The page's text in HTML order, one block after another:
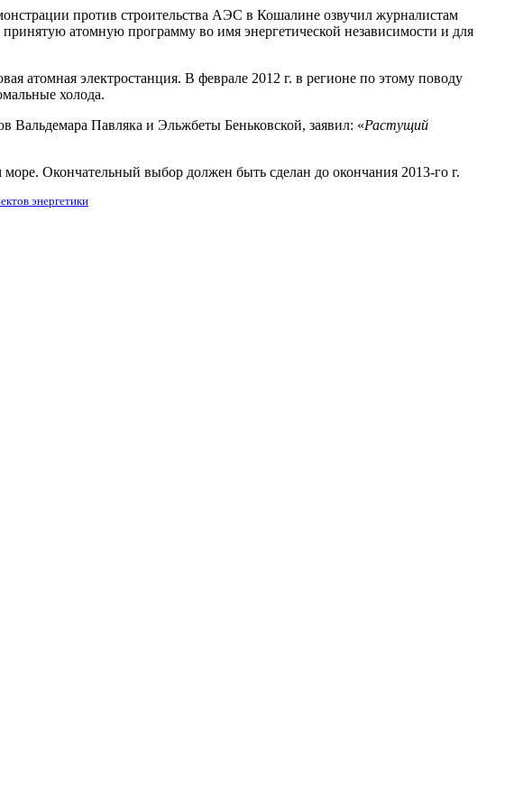
против строительства АЭС в Кошалине озвучил журналистам
атомную программу во имя энергетической независимости и для
атомная электростанция. В феврале 2012 г. в регионе по этому поводу
холода.
Павляка и Эльжбеты Беньковской, заявил: «Растущий
Окончательный выбор должен быть сделан до окончания 2013-го г.
энергетики